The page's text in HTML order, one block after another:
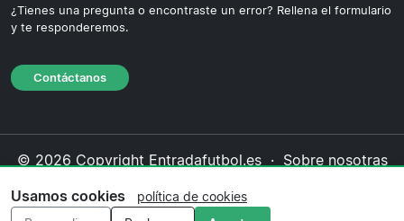
¿Tienes una pregunta o encontraste un error? Rellena el formulario
y te responderemos.
Contáctanos
© 2026 Copyright Entradafutbol.es · Sobre nosotras
cookies·Política editorial
Usamos cookies
política de cookies